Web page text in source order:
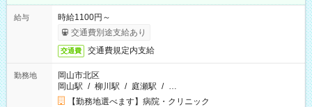
給与
時給1100円～
交通費別途支給あり
交通費 交通費規定内支給
勤務地
岡山市北区
岡山駅 / 柳川駅 / 庭瀬駅 / …
【勤務地選べます】病院・クリニック